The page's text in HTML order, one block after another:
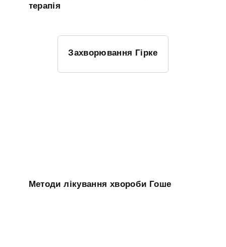
терапія
Захворювання Гірке
Методи лікування хвороби Гоше